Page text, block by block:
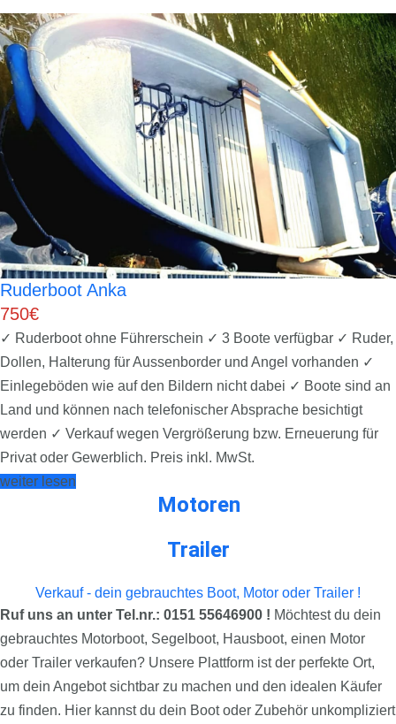
Ruderboot Anka
750€
✓ Ruderboot ohne Führerschein ✓ 3 Boote verfügbar ✓ Ruder,
Dollen, Halterung für Aussenborder und Angel vorhanden ✓
Einlegeböden wie auf den Bildern nicht dabei ✓ Boote sind an
Land und können nach telefonischer Absprache besichtigt
werden ✓ Verkauf wegen Vergrößerung bzw. Erneuerung für
Privat oder Gewerblich. Preis inkl. MwSt.
weiter lesen
Motoren
Trailer
Verkauf - dein gebrauchtes Boot, Motor oder Trailer !
Ruf uns an unter Tel.nr.: 0151 55646900 ! Möchtest du dein
gebrauchtes Motorboot, Segelboot, Hausboot, einen Motor
oder Trailer verkaufen? Unsere Plattform ist der perfekte Ort,
um dein Angebot sichtbar zu machen und den idealen Käufer
zu finden. Hier kannst du dein Boot oder Zubehör unkompliziert